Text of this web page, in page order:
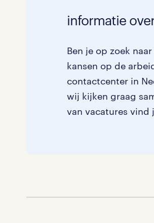
informatie
Ben je op zoek
kansen op de
contactcenter in
wij kijken graag
van vacatures vind